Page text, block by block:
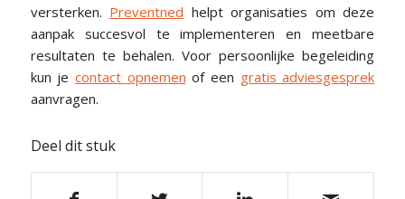
versterken. Preventned helpt organisaties om deze
aanpak succesvol te implementeren en meetbare
resultaten te behalen. Voor persoonlijke begeleiding
kun je contact opnemen of een gratis adviesgesprek
aanvragen.
Deel dit stuk